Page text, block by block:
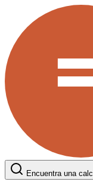
Encuentra una